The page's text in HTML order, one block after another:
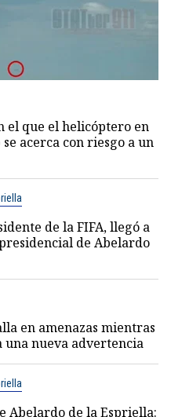
el que el helicóptero en
acerca con riesgo a un
de la FIFA, llegó a
de Abelardo
en amenazas mientras
una nueva advertencia
Abelardo de la Espriella: